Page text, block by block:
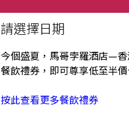
請選擇日期
今個盛夏，馬哥孛羅酒店—
餐飲禮券，即可尊享低至半
按此查看更多餐飲禮券